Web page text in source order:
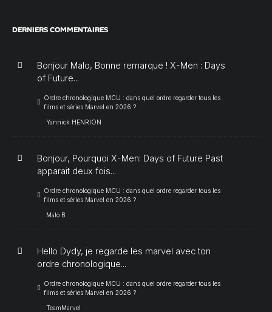
DERNIERS COMMENTAIRES
Bonjour Malo, Bonne remarque ! X-Men : Days
of Future...
Ordre chronologique MCU : dans quel ordre regarder tous les
films et séries Marvel en 2026 ?
Yannick HENRION
Bonjour, Pourquoi X-Men: Days of Future Past
apparait deux fois...
Ordre chronologique MCU : dans quel ordre regarder tous les
films et séries Marvel en 2026 ?
Malo B
Hello Dydy, je regarde les marvel avec ton
ordre chronologique...
Ordre chronologique MCU : dans quel ordre regarder tous les
films et séries Marvel en 2026 ?
TeamMarvel